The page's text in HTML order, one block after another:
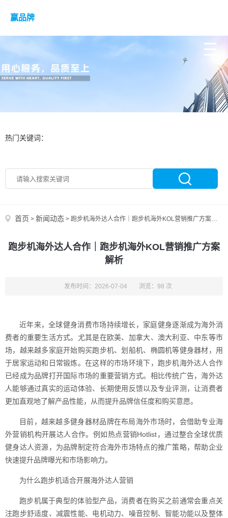
赢品牌
热门关键词：
首页 > 新闻动态 > 跑步机海外达人合作｜跑步机海外KOL营销推广方案解析
跑步机海外达人合作｜跑步机海外KOL营销推广方案
解析
发布时间：2026-07-04 浏览：98 次
近年来，全球健身消费市场持续增长，家庭健身逐渐成为海外消
费者的重要生活方式。尤其是在欧美、加拿大、澳大利亚、中东等市
场，越来越多家庭开始购买跑步机、划船机、椭圆机等健身器材，用
于居家运动和日常锻炼。在这样的市场环境下，跑步机海外达人合作
已经成为品牌打开国际市场的重要营销方式。相比传统广告，海外达
人能够通过真实的运动体验、长期使用反馈以及专业评测，让消费者
更加直观地了解产品性能，从而提升品牌信任度和购买意愿。
目前，越来越多健身器材品牌在布局海外市场时，会借助专业海
外营销机构开展达人合作。例如热点营销Hotlist，通过整合全球优质
健身达人资源，为品牌制定符合海外市场特点的推广策略，帮助企业
快速提升品牌曝光和市场影响力。
为什么跑步机适合开展海外达人营销
跑步机属于典型的体验型产品，消费者在购买之前通常会重点关
注跑步舒适度、减震性能、电机动力、噪音控制、智能功能以及整体